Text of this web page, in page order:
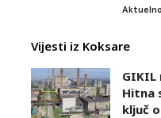
Vijesti iz Koksare
GIKIL
Hitna
ključ